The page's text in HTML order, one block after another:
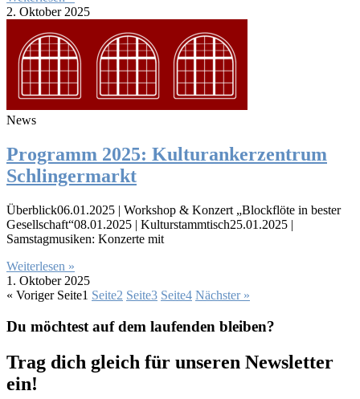
2. Oktober 2025
News
Programm 2025: Kulturankerzentrum
Schlingermarkt
Überblick06.01.2025 | Workshop & Konzert „Blockflöte in bester
Gesellschaft“08.01.2025 | Kulturstammtisch25.01.2025 |
Samstagmusiken: Konzerte mit
Weiterlesen »
1. Oktober 2025
« Voriger Seite1 Seite2 Seite3 Seite4 Nächster »
Du möchtest auf dem laufenden bleiben?
Trag dich gleich für unseren Newsletter
ein!